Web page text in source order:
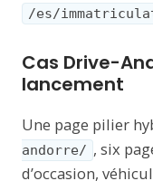
/es/
Cas Drive-
lancement
Une page pilier
andorre/ , six
d’occasion,